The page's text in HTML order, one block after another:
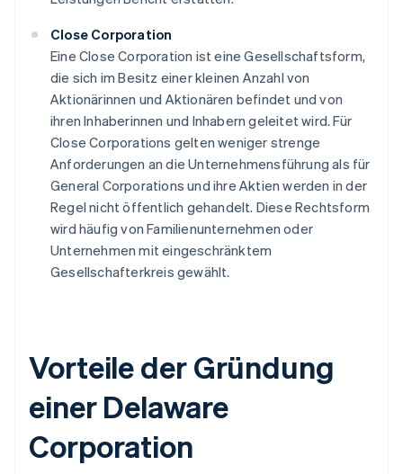
Close Corporation
Eine Close Corporation ist eine Gesellschaftsform,
die sich im Besitz einer kleinen Anzahl von
Aktionärinnen und Aktionären befindet und von
ihren Inhaberinnen und Inhabern geleitet wird. Für
Close Corporations gelten weniger strenge
Anforderungen an die Unternehmensführung als für
General Corporations und ihre Aktien werden in der
Regel nicht öffentlich gehandelt. Diese Rechtsform
wird häufig von Familienunternehmen oder
Unternehmen mit eingeschränktem
Gesellschafterkreis gewählt.
Vorteile der Gründung
einer Delaware
Corporation